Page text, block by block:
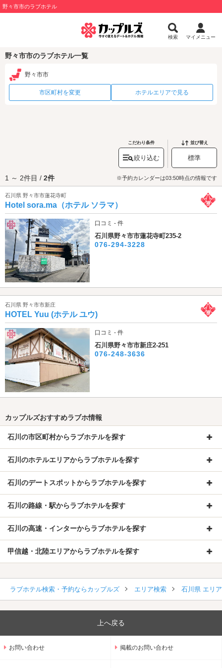
野々市市のラブホテル
検索 マイメニュー
野々市市のラブホテル一覧
野々市市
市区町村を変更 ホテルエリアで見る
こだわり条件
絞り込む
並び替え
標準
1 ～ 2件目 / 2件 ※予約カレンダーは03:50時点の情報です
石川県 野々市市蓮花寺町
Hotel sora.ma（ホテル ソラマ）
口コミ - 件
石川県野々市市蓮花寺町235-2
076-294-3228
石川県 野々市市新庄
HOTEL Yuu (ホテル ユウ)
口コミ - 件
石川県野々市市新庄2-251
076-248-3636
カップルズおすすめラブホ情報
石川の市区町村からラブホテルを探す
石川のホテルエリアからラブホテルを探す
石川のデートスポットからラブホテルを探す
石川の路線・駅からラブホテルを探す
石川の高速・インターからラブホテルを探す
甲信越・北陸エリアからラブホテルを探す
ラブホテル検索・予約ならカップルズ エリア検索 石川県 エリ
上へ戻る
お問い合わせ 掲載のお問い合わせ